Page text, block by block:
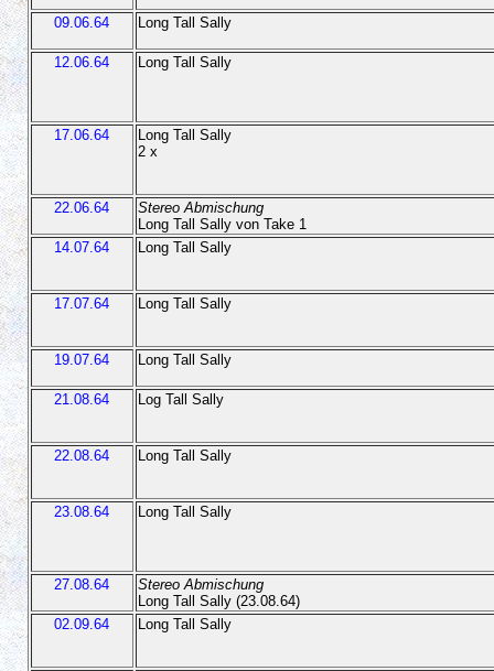
09.06.64 Long Tall Sally
12.06.64 Long Tall Sally
17.06.64
Long Tall Sally
2 x
22.06.64
Stereo Abmischung
Long Tall Sally von Take 1
14.07.64
Long Tall Sally
17.07.64 Long Tall Sally
19.07.64 Long Tall Sally
21.08.64 Log Tall Sally
22.08.64 Long Tall Sally
23.08.64 Long Tall Sally
27.08.64
Stereo Abmischung
Long Tall Sally (23.08.64)
02.09.64
Long Tall Sally